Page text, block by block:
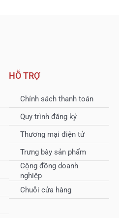
HỖ TRỢ
Chính sách thanh toán
Quy trình đăng ký
Thương mại điện tử
Trưng bày sản phẩm
Cộng đồng doanh
nghiệp
Chuỗi cửa hàng